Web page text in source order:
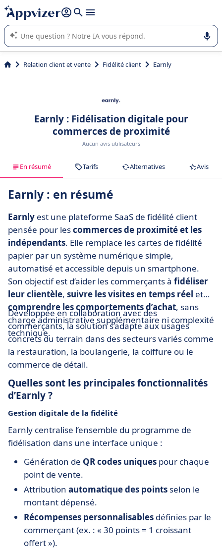
répondre (plusieurs lignes avec
L'IA de Appvizer vous guide dans l'utilisation ou la sélection de
logiciel SaaS en entreprise.
Relation client et vente Fidélité client Earnly
Earnly : Fidélisation digitale pour
commerces de proximité
Aucun avis utilisateurs
En résumé Tarifs Alternatives Avis
Earnly : en résumé
Earnly est une plateforme SaaS de fidélité client
pensée pour lescommerces de proximité et les
indépendants. Elle remplace les cartes de fidélité
papier par un système numérique simple,
automatisé et accessible depuis un smartphone.
Son objectif est d’aider les commerçants à fidéliser
leur clientèle, suivre les visites en temps réel et
comprendre les comportements d’achat, sans
charge administrative supplémentaire ni complexité
technique.
Développée en collaboration avec des
commerçants, la solution s’adapte aux usages
concrets du terrain dans des secteurs variés comme
la restauration, la boulangerie, la coiffure ou le
commerce de détail.
Quelles sont les principales fonctionnalités
d’Earnly ?
Gestion digitale de la fidélité
Earnly centralise l’ensemble du programme de
fidélisation dans une interface unique :
Génération de QR codes uniques pour chaque
point de vente.
Attribution automatique des points selon le
montant dépensé.
Récompenses personnalisables définies par le
commerçant (ex. : « 30 points = 1 croissant
offert »).